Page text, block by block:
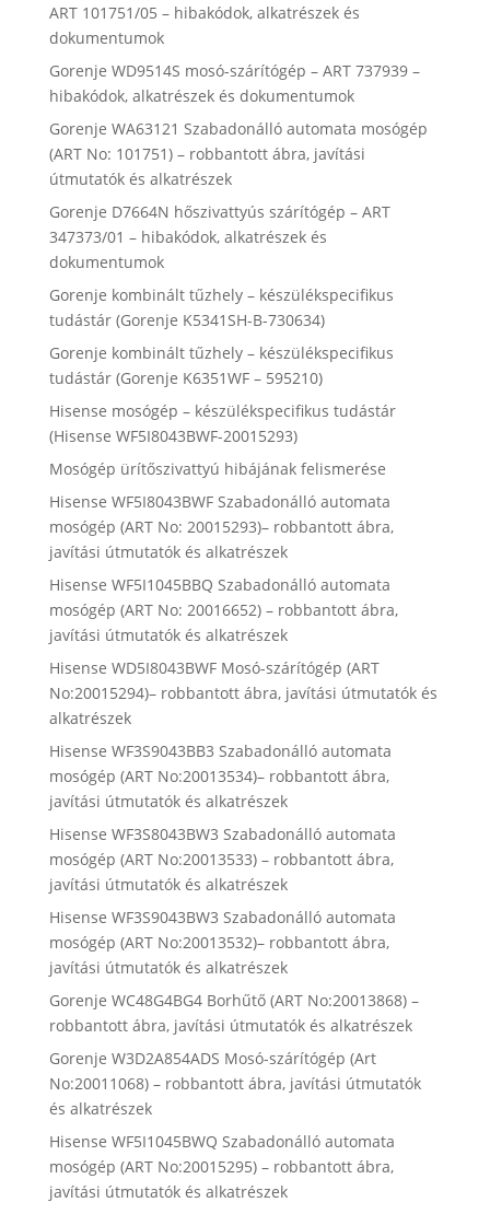
ART 101751/05 – hibakódok, alkatrészek és
dokumentumok
Gorenje WD9514S mosó-szárítógép – ART 737939 –
hibakódok, alkatrészek és dokumentumok
Gorenje WA63121 Szabadonálló automata mosógép
(ART No: 101751) – robbantott ábra, javítási
útmutatók és alkatrészek
Gorenje D7664N hőszivattyús szárítógép – ART
347373/01 – hibakódok, alkatrészek és
dokumentumok
Gorenje kombinált tűzhely – készülékspecifikus
tudástár (Gorenje K5341SH-B-730634)
Gorenje kombinált tűzhely – készülékspecifikus
tudástár (Gorenje K6351WF – 595210)
Hisense mosógép – készülékspecifikus tudástár
(Hisense WF5I8043BWF-20015293)
Mosógép ürítőszivattyú hibájának felismerése
Hisense WF5I8043BWF Szabadonálló automata
mosógép (ART No: 20015293)– robbantott ábra,
javítási útmutatók és alkatrészek
Hisense WF5I1045BBQ Szabadonálló automata
mosógép (ART No: 20016652) – robbantott ábra,
javítási útmutatók és alkatrészek
Hisense WD5I8043BWF Mosó-szárítógép (ART
No:20015294)– robbantott ábra, javítási útmutatók és
alkatrészek
Hisense WF3S9043BB3 Szabadonálló automata
mosógép (ART No:20013534)– robbantott ábra,
javítási útmutatók és alkatrészek
Hisense WF3S8043BW3 Szabadonálló automata
mosógép (ART No:20013533) – robbantott ábra,
javítási útmutatók és alkatrészek
Hisense WF3S9043BW3 Szabadonálló automata
mosógép (ART No:20013532)– robbantott ábra,
javítási útmutatók és alkatrészek
Gorenje WC48G4BG4 Borhűtő (ART No:20013868) –
robbantott ábra, javítási útmutatók és alkatrészek
Gorenje W3D2A854ADS Mosó-szárítógép (Art
No:20011068) – robbantott ábra, javítási útmutatók
és alkatrészek
Hisense WF5I1045BWQ Szabadonálló automata
mosógép (ART No:20015295) – robbantott ábra,
javítási útmutatók és alkatrészek